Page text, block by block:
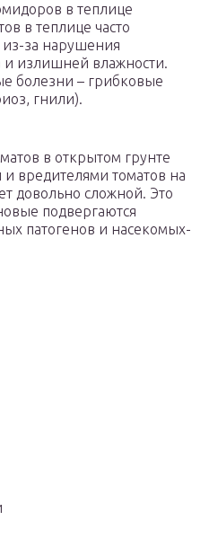
в теплице
в теплице часто
за нарушения
и излишней влажности.
болезни – грибковые
гнили).
в открытом грунте
и вредителями томатов на
довольно сложной. Это
подвергаются
патогенов и насекомых-